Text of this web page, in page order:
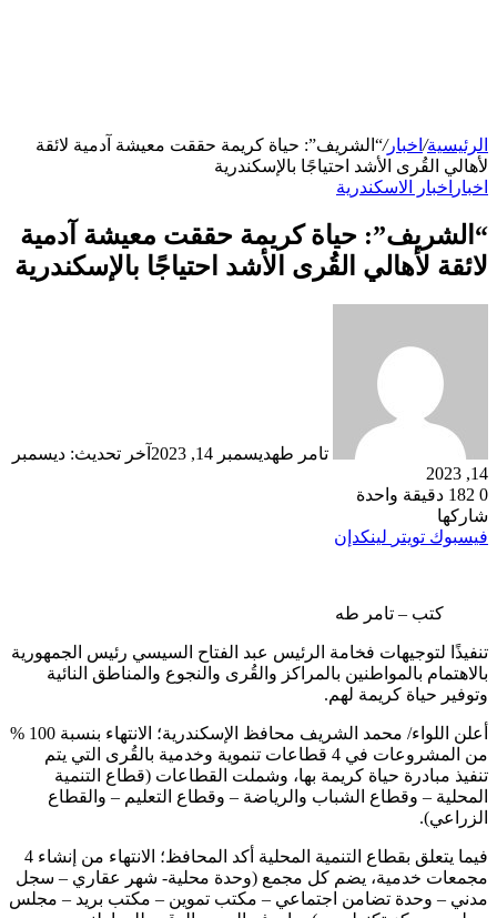
الرئيسية/ اخبار/“الشريف”: حياة كريمة حققت معيشة آدمية لائقة
لأهالي القُرى الأشد احتياجًا بالإسكندرية
اخبار اخبار الاسكندرية
“الشريف”: حياة كريمة حققت معيشة آدمية
لائقة لأهالي القُرى الأشد احتياجًا بالإسكندرية
تامر طهديسمبر 14, 2023
آخر تحديث: ديسمبر
14, 2023
0
دقيقة واحدة
شاركها
فيسبوك تويتر لينكدإن
كتب – تامر طه
تنفيذًا لتوجيهات فخامة الرئيس عبد الفتاح السيسي رئيس الجمهورية
بالاهتمام بالمواطنين بالمراكز والقُرى والنجوع والمناطق النائية
وتوفير حياة كريمة لهم.
أعلن اللواء/ محمد الشريف محافظ الإسكندرية؛ الانتهاء بنسبة 100 %
من المشروعات في 4 قطاعات تنموية وخدمية بالقُرى التي يتم
تنفيذ مبادرة حياة كريمة بها، وشملت القطاعات (قطاع التنمية
المحلية – وقطاع الشباب والرياضة – وقطاع التعليم – والقطاع
الزراعي).
فيما يتعلق بقطاع التنمية المحلية أكد المحافظ؛ الانتهاء من إنشاء 4
مجمعات خدمية، يضم كل مجمع (وحدة محلية- شهر عقاري – سجل
مدني – وحدة تضامن اجتماعي – مكتب تموين – مكتب بريد – مجلس